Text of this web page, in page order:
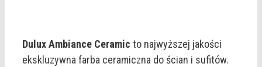
Dulux Ambiance Ceramic to najwyższej jakości
ekskluzywna farba ceramiczna do ścian i sufitów.